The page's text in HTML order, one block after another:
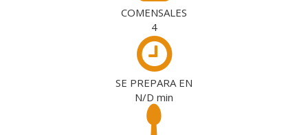
COMENSALES
4
SE PREPARA EN
N/D min